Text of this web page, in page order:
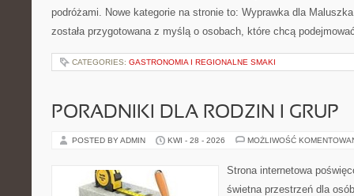
podróżami. Nowe kategorie na stronie to: Wyprawka dla
została przygotowana z myślą o osobach, które chcą
CATEGORIES: GASTRONOMIA I REGIONALNE SMAKI
PORADNIKI DLA RODZIN I GRUP
POSTED BY ADMIN KWI - 28 - 2026 MOŻLIWOŚĆ
Strona internetowa
świetna przestrzeń dla